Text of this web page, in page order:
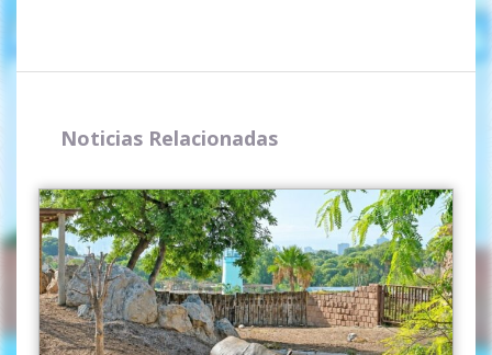
Completa el formulario y
recibirás tu código por email.
Noticias Relacionadas